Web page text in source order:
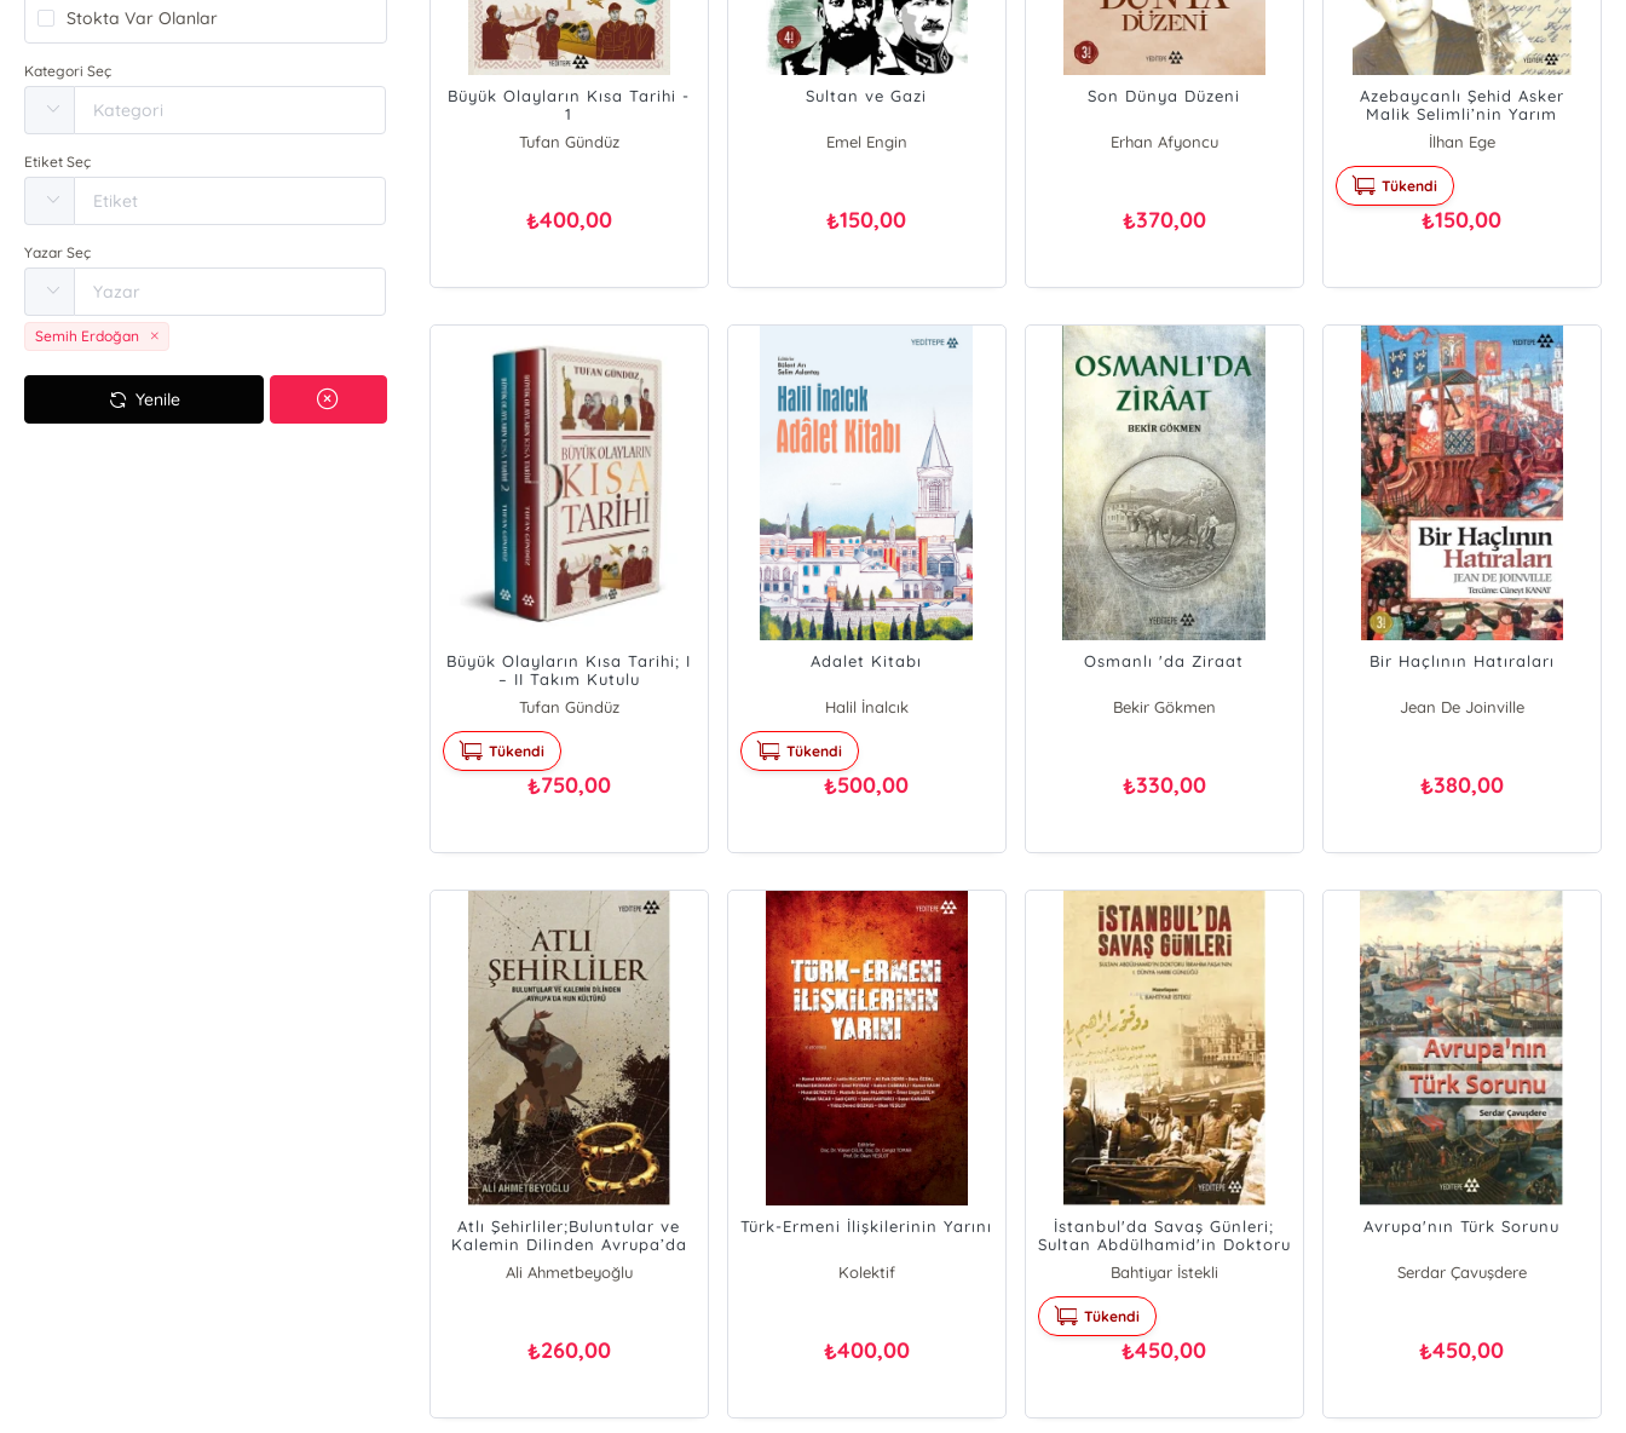
Stokta Var Olanlar
Kategori Seç
Etiket Seç
Yazar Seç
Semih Erdoğan
Yenile
Büyük Olayların Kısa Tarihi -
1
Tufan Gündüz
₺400,00
Sultan ve Gazi
Emel Engin
₺150,00
Son Dünya Düzeni
Erhan Afyoncu
₺370,00
Azebaycanlı Şehid Asker
Malik Selimli’nin Yarım
Kalmış Günlüğü
İlhan Ege
Tükendi
₺150,00
Büyük Olayların Kısa Tarihi; I
– II Takım Kutulu
Tufan Gündüz
Tükendi
₺750,00
Adalet Kitabı
Halil İnalcık
Tükendi
₺500,00
Osmanlı 'da Ziraat
Bekir Gökmen
₺330,00
Bir Haçlının Hatıraları
Jean De Joinville
₺380,00
Atlı Şehirliler;Buluntular ve
Kalemin Dilinden Avrupa’da
Hun Kültürü
Ali Ahmetbeyoğlu
₺260,00
Türk-Ermeni İlişkilerinin Yarını
Kolektif
₺400,00
İstanbul'da Savaş Günleri;
Sultan Abdülhamid'in Doktoru
İbrahim Paşa'nın I. Dünya
Harbi Günlüğü
Bahtiyar İstekli
Tükendi
₺450,00
Avrupa'nın Türk Sorunu
Serdar Çavuşdere
₺450,00